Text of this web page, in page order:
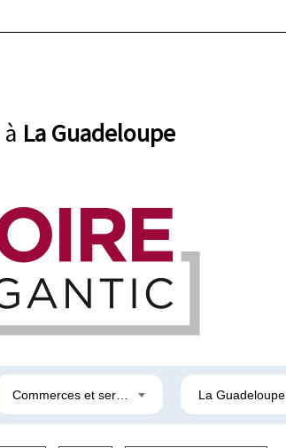
à La Guadeloupe
La Guadeloupe